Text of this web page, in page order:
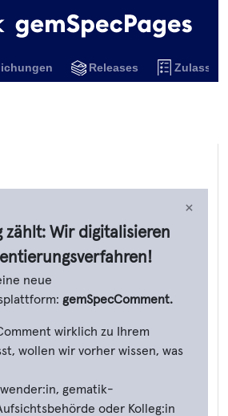
Releases
×
zählt: Wir digitalisieren
neue
gemSpecComment.
wirklich zu Ihrem
wollen wir vorher wissen, was
gematik-
oder Kolleg:in